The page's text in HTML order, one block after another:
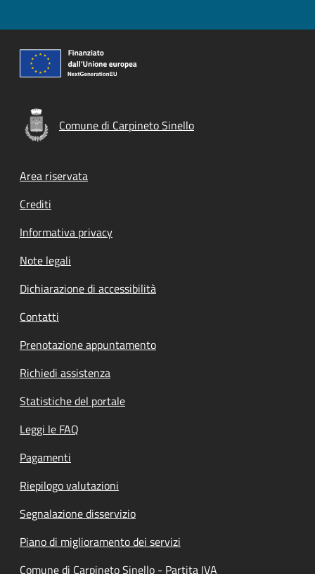
Comune di Carpineto Sinello
Footer menu
Area riservata
Crediti
Informativa privacy
Note legali
Dichiarazione di accessibilità
Contatti
Prenotazione appuntamento
Richiedi assistenza
Statistiche del portale
Leggi le FAQ
Pagamenti
Riepilogo valutazioni
Segnalazione disservizio
Piano di miglioramento dei servizi
Comune di Carpineto Sinello - Partita IVA